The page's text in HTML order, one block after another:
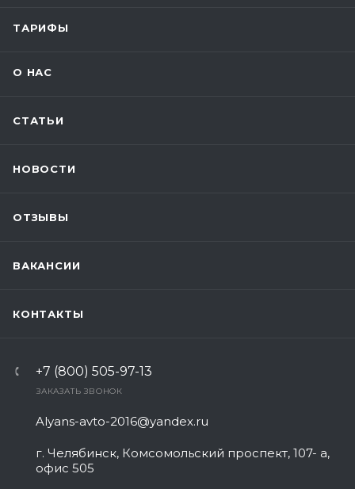
ТАРИФЫ
О НАС
СТАТЬИ
НОВОСТИ
ОТЗЫВЫ
ВАКАНСИИ
КОНТАКТЫ
+7 (800) 505-97-13
ЗАКАЗАТЬ ЗВОНОК
Alyans-avto-2016@yandex.ru
г. Челябинск, Комсомольский проспект, 107- а,
офис 505